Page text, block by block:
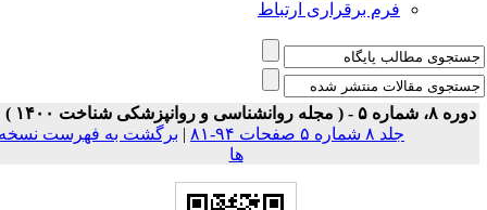
فرم برقراری ارتباط
شماره ۵ - ( مجله روانشناسی و روانپزشکی شناخت ۱۴۰۰ )
جلد ۸ شماره ۵ صفحات ۹۴-۸۱
| برگشت به فهرست نسخه
ها